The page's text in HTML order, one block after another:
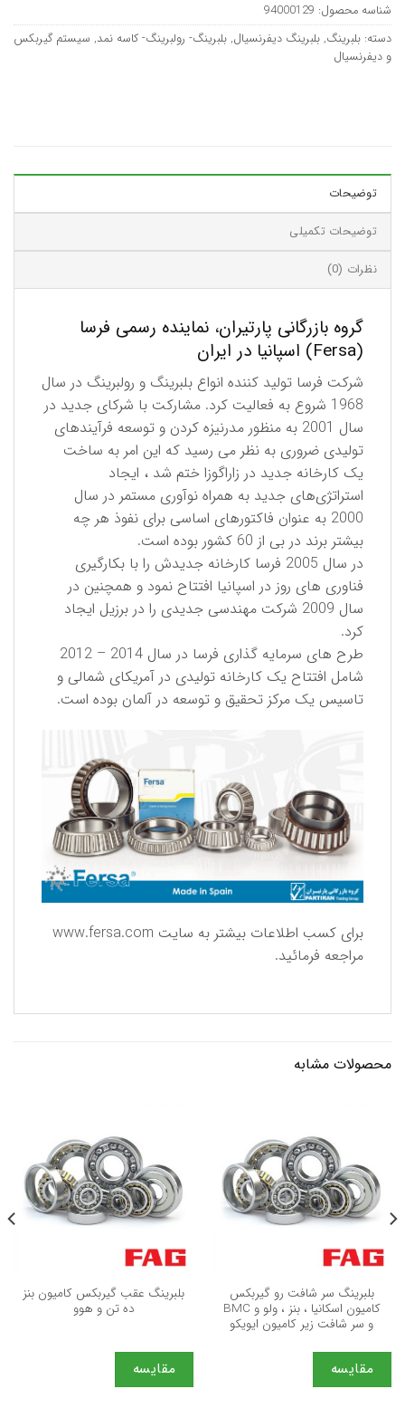
شناسه محصول: 94000129
دسته: بلبرینگ, بلبرینگ دیفرنسیال, بلبرینگ- رولبرینگ- کاسه نمد, سیستم گیربکس
و دیفرنسیال
توضیحات
توضیحات تکمیلی
نظرات (0)
گروه بازرگانی پارتیران، نماینده رسمی فرسا
(Fersa) اسپانیا در ایران
شرکت فرسا تولید کننده انواع بلبرینگ و رولبرینگ در سال
1968 شروع به فعالیت کرد. مشارکت با شرکای جدید در
سال 2001 به منظور مدرنیزه کردن و توسعه فرآیندهای
تولیدی ضروری به نظر می رسید که این امر به ساخت
یک کارخانه جدید در زاراگوزا ختم شد ، ایجاد
استراتژی‌های جدید به همراه نوآوری مستمر در سال
2000 به عنوان فاکتورهای اساسی برای نفوذ هر چه
بیشتر برند در بی از 60 کشور بوده است.
در سال 2005 فرسا کارخانه جدیدش را با بکارگیری
فناوری های روز در اسپانیا افتتاح نمود و همچنین در
سال 2009 شركت مهندسی جدیدی را در برزیل ایجاد
کرد.
طرح های سرمایه گذاری فرسا در سال 2014 – 2012
شامل افتتاح یک کارخانه تولیدی در آمریکای شمالی و
تاسیس یک مرکز تحقیق و توسعه در آلمان بوده است.
برای كسب اطلاعات بیشتر به سایت www.fersa.com
مراجعه فرمائید.
محصولات مشابه
بلبرینگ سر شافت رو گیربکس
کامیون اسکانیا ، بنز ، ولو و BMC
و سر شافت زیر کامیون ایویکو
مقایسه
بلبرینگ عقب گیربکس کامیون بنز
ده تن و هوو
مقایسه